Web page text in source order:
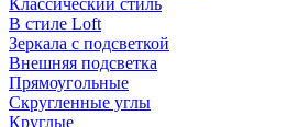
Классический стиль
В стиле Loft
Зеркала с подсветкой
Внешняя подсветка
Прямоугольные
Скругленные углы
Круглые